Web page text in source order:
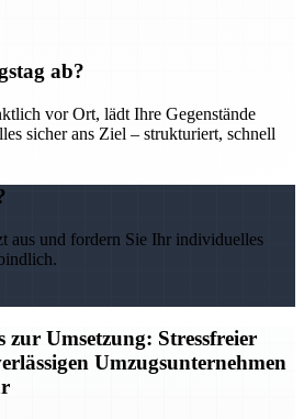
ab?
vor Ort, lädt Ihre Gegenstände
sicher ans Ziel – strukturiert, schnell
aus und fordern Sie Ihr individuelles
Umsetzung: Stressfreier
Umzugsunternehmen